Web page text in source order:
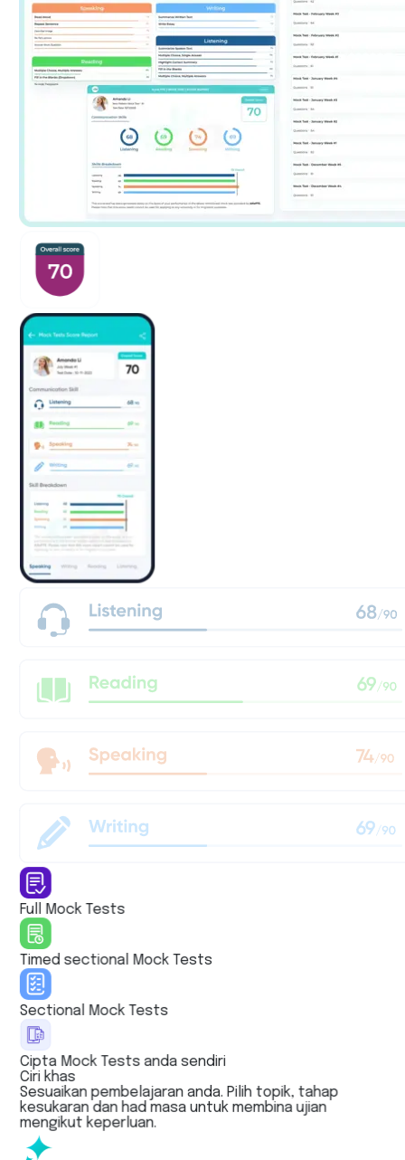
Full Mock Tests
Timed sectional Mock Tests
Sectional Mock Tests
Cipta Mock Tests anda sendiri
Ciri khas
Sesuaikan pembelajaran anda. Pilih topik, tahap
kesukaran dan had masa untuk membina ujian
mengikut keperluan.